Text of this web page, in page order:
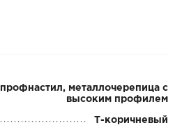
профнастил, металлочерепица с
высоким профилем
Т-коричневый